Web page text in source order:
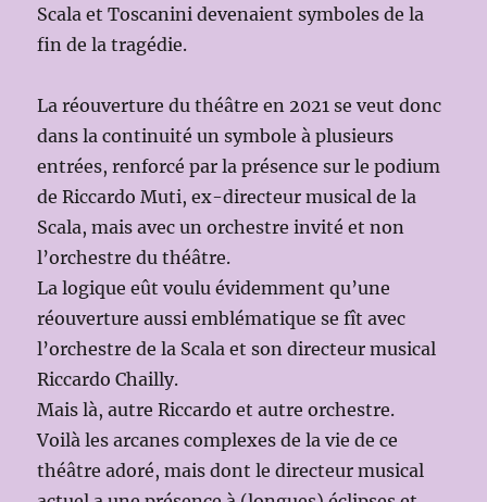
Scala et Toscanini devenaient symboles de la
fin de la tragédie.
La réouverture du théâtre en 2021 se veut donc
dans la continuité un symbole à plusieurs
entrées, renforcé par la présence sur le podium
de Riccardo Muti, ex-directeur musical de la
Scala, mais avec un orchestre invité et non
l’orchestre du théâtre.
La logique eût voulu évidemment qu’une
réouverture aussi emblématique se fît avec
l’orchestre de la Scala et son directeur musical
Riccardo Chailly.
Mais là, autre Riccardo et autre orchestre.
Voilà les arcanes complexes de la vie de ce
théâtre adoré, mais dont le directeur musical